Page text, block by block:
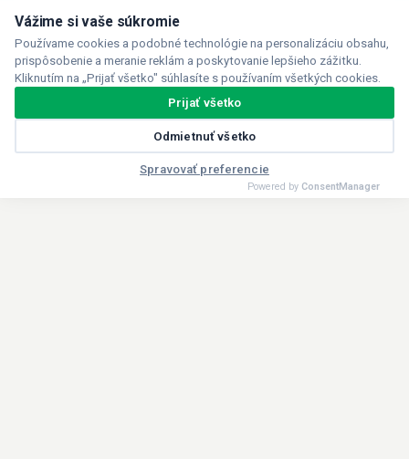
Vážime si vaše súkromie
Používame cookies a podobné technológie na personalizáciu obsahu,
prispôsobenie a meranie reklám a poskytovanie lepšieho zážitku.
Kliknutím na „Prijať všetko" súhlasíte s používaním všetkých cookies.
Prijať všetko
Odmietnuť všetko
Spravovať preferencie
Powered by ConsentManager